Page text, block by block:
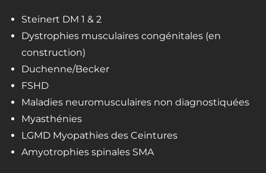
Steinert DM 1 & 2
Dystrophies musculaires congénitales (en
construction)
Duchenne/Becker
FSHD
Maladies neuromusculaires non diagnostiquées
Myasthénies
LGMD Myopathies des Ceintures
Amyotrophies spinales SMA